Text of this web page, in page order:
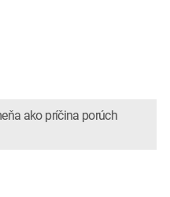
ako príčina porúch